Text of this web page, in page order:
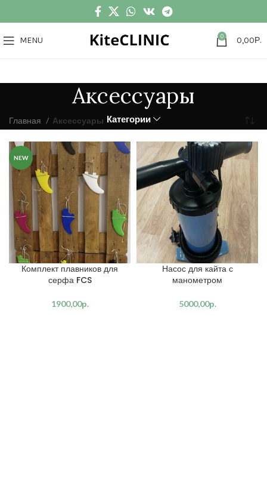
MENU 0 0,00Р.
Аксессуары
Категории
Главная Аксессуары
NEW
Комплект плавников для
серфа FCS
1900,00р.
Насос для кайта с
манометром
5000,00р.